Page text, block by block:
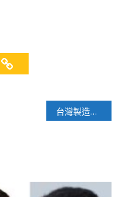
台灣製造業面臨兩難 需改善投資環境因應